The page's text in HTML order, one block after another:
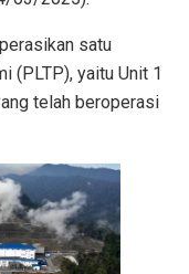
satu
(PLTP), yaitu Unit 1
telah beroperasi